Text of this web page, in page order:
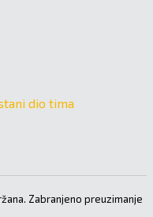
dio tima
Zabranjeno preuzimanje